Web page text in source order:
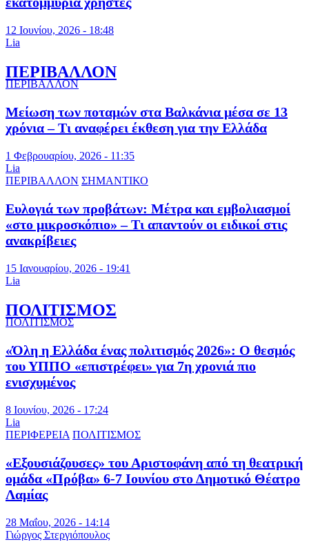
12 Ιουνίου, 2026 - 18:48
Lia
ΠΕΡΙΒΑΛΛΟΝ
ΠΕΡΙΒΑΛΛΟΝ
Μείωση των ποταμών στα Βαλκάνια μέσα σε 13
χρόνια – Τι αναφέρει έκθεση για την Ελλάδα
1 Φεβρουαρίου, 2026 - 11:35
Lia
ΠΕΡΙΒΑΛΛΟΝ ΣΗΜΑΝΤΙΚΟ
Ευλογιά των προβάτων: Μέτρα και εμβολιασμοί
«στο μικροσκόπιο» – Τι απαντούν οι ειδικοί στις
ανακρίβειες
15 Ιανουαρίου, 2026 - 19:41
Lia
ΠΟΛΙΤΙΣΜΟΣ
ΠΟΛΙΤΙΣΜΟΣ
«Όλη η Ελλάδα ένας πολιτισμός 2026»: Ο θεσμός
του ΥΠΠΟ «επιστρέφει» για 7η χρονιά πιο
ενισχυμένος
8 Ιουνίου, 2026 - 17:24
Lia
ΠΕΡΙΦΕΡΕΙΑ ΠΟΛΙΤΙΣΜΟΣ
«Εξουσιάζουσες» του Αριστοφάνη από τη θεατρική
ομάδα «Πρόβα» 6-7 Ιουνίου στο Δημοτικό Θέατρο
Λαμίας
28 Μαΐου, 2026 - 14:14
Γιώργος Στεργιόπουλος